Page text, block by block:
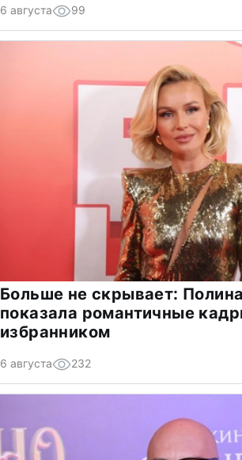
6 августа 99
Больше не скрывает:
показала романтичные
избранником
6 августа 232